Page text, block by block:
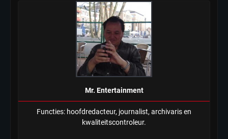
Mr. Entertainment
Functies: hoofdredacteur, journalist, archivaris en
kwaliteitscontroleur.